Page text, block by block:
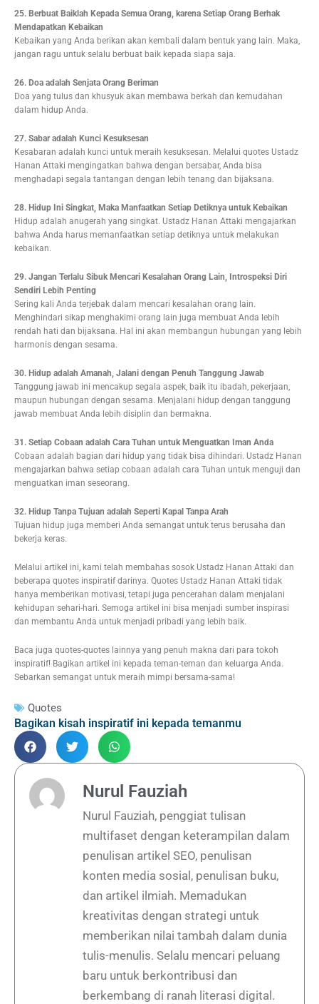
25. Berbuat Baiklah Kepada Semua Orang, karena Setiap Orang Berhak
Mendapatkan Kebaikan
Kebaikan yang Anda berikan akan kembali dalam bentuk yang lain. Maka,
jangan ragu untuk selalu berbuat baik kepada siapa saja.
26. Doa adalah Senjata Orang Beriman
Doa yang tulus dan khusyuk akan membawa berkah dan kemudahan
dalam hidup Anda.
27. Sabar adalah Kunci Kesuksesan
Kesabaran adalah kunci untuk meraih kesuksesan. Melalui quotes Ustadz
Hanan Attaki mengingatkan bahwa dengan bersabar, Anda bisa
menghadapi segala tantangan dengan lebih tenang dan bijaksana.
28. Hidup Ini Singkat, Maka Manfaatkan Setiap Detiknya untuk Kebaikan
Hidup adalah anugerah yang singkat. Ustadz Hanan Attaki mengajarkan
bahwa Anda harus memanfaatkan setiap detiknya untuk melakukan
kebaikan.
29. Jangan Terlalu Sibuk Mencari Kesalahan Orang Lain, Introspeksi Diri
Sendiri Lebih Penting
Sering kali Anda terjebak dalam mencari kesalahan orang lain.
Menghindari sikap menghakimi orang lain juga membuat Anda lebih
rendah hati dan bijaksana. Hal ini akan membangun hubungan yang lebih
harmonis dengan sesama.
30. Hidup adalah Amanah, Jalani dengan Penuh Tanggung Jawab
Tanggung jawab ini mencakup segala aspek, baik itu ibadah, pekerjaan,
maupun hubungan dengan sesama. Menjalani hidup dengan tanggung
jawab membuat Anda lebih disiplin dan bermakna.
31. Setiap Cobaan adalah Cara Tuhan untuk Menguatkan Iman Anda
Cobaan adalah bagian dari hidup yang tidak bisa dihindari. Ustadz Hanan
mengajarkan bahwa setiap cobaan adalah cara Tuhan untuk menguji dan
menguatkan iman seseorang.
32. Hidup Tanpa Tujuan adalah Seperti Kapal Tanpa Arah
Tujuan hidup juga memberi Anda semangat untuk terus berusaha dan
bekerja keras.
Melalui artikel ini, kami telah membahas sosok Ustadz Hanan Attaki dan
beberapa quotes inspiratif darinya. Quotes Ustadz Hanan Attaki tidak
hanya memberikan motivasi, tetapi juga pencerahan dalam menjalani
kehidupan sehari-hari. Semoga artikel ini bisa menjadi sumber inspirasi
dan membantu Anda untuk menjadi pribadi yang lebih baik.
Baca juga quotes-quotes lainnya yang penuh makna dari para tokoh
inspiratif! Bagikan artikel ini kepada teman-teman dan keluarga Anda.
Sebarkan semangat untuk meraih mimpi bersama-sama!
Quotes
Bagikan kisah inspiratif ini kepada temanmu
Nurul Fauziah
Nurul Fauziah, penggiat tulisan
multifaset dengan keterampilan dalam
penulisan artikel SEO, penulisan
konten media sosial, penulisan buku,
dan artikel ilmiah. Memadukan
kreativitas dengan strategi untuk
memberikan nilai tambah dalam dunia
tulis-menulis. Selalu mencari peluang
baru untuk berkontribusi dan
berkembang di ranah literasi digital.